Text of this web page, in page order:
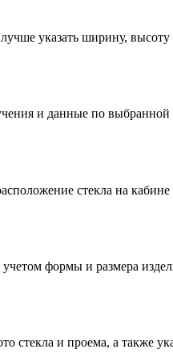
указать ширину,
и данные по
стекла на
формы и размера
стекла и проема, а также